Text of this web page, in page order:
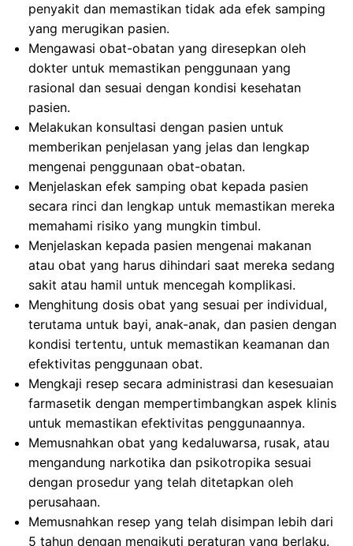
penyakit dan memastikan tidak ada efek samping
yang merugikan pasien.
Mengawasi obat-obatan yang diresepkan oleh
dokter untuk memastikan penggunaan yang
rasional dan sesuai dengan kondisi kesehatan
pasien.
Melakukan konsultasi dengan pasien untuk
memberikan penjelasan yang jelas dan lengkap
mengenai penggunaan obat-obatan.
Menjelaskan efek samping obat kepada pasien
secara rinci dan lengkap untuk memastikan mereka
memahami risiko yang mungkin timbul.
Menjelaskan kepada pasien mengenai makanan
atau obat yang harus dihindari saat mereka sedang
sakit atau hamil untuk mencegah komplikasi.
Menghitung dosis obat yang sesuai per individual,
terutama untuk bayi, anak-anak, dan pasien dengan
kondisi tertentu, untuk memastikan keamanan dan
efektivitas penggunaan obat.
Mengkaji resep secara administrasi dan kesesuaian
farmasetik dengan mempertimbangkan aspek klinis
untuk memastikan efektivitas penggunaannya.
Memusnahkan obat yang kedaluwarsa, rusak, atau
mengandung narkotika dan psikotropika sesuai
dengan prosedur yang telah ditetapkan oleh
perusahaan.
Memusnahkan resep yang telah disimpan lebih dari
5 tahun dengan mengikuti peraturan yang berlaku.